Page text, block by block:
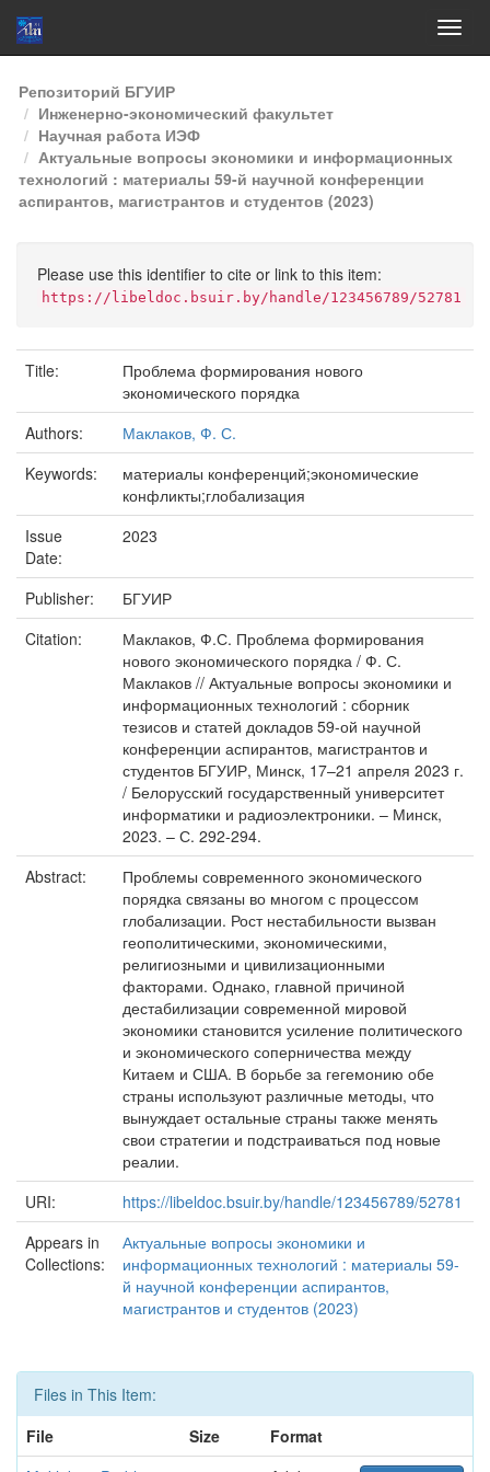
Skip
navigation
Репозиторий БГУИР
Инженерно-экономический факультет
Научная работа ИЭФ
Актуальные вопросы экономики и информационных
технологий : материалы 59-й научной конференции
аспирантов, магистрантов и студентов (2023)
Please use this identifier to cite or link to this item:
https://libeldoc.bsuir.by/handle/123456789/52781
Title:
Проблема формирования нового
экономического порядка
Authors:
Маклаков, Ф. С.
Keywords:
материалы конференций;экономические
конфликты;глобализация
Issue
Date:
2023
Publisher:
БГУИР
Citation:
Маклаков, Ф.С. Проблема формирования
нового экономического порядка / Ф. С.
Маклаков // Актуальные вопросы экономики и
информационных технологий : сборник
тезисов и статей докладов 59-ой научной
конференции аспирантов, магистрантов и
студентов БГУИР, Минск, 17–21 апреля 2023 г.
/ Белорусский государственный университет
информатики и радиоэлектроники. – Минск,
2023. – С. 292-294.
Abstract:
Проблемы современного экономического
порядка связаны во многом с процессом
глобализации. Рост нестабильности вызван
геополитическими, экономическими,
религиозными и цивилизационными
факторами. Однако, главной причиной
дестабилизации современной мировой
экономики становится усиление политического
и экономического соперничества между
Китаем и США. В борьбе за гегемонию обе
страны используют различные методы, что
вынуждает остальные страны также менять
свои стратегии и подстраиваться под новые
реалии.
URI:
https://libeldoc.bsuir.by/handle/123456789/52781
Appears in
Collections:
Актуальные вопросы экономики и
информационных технологий : материалы 59-
й научной конференции аспирантов,
магистрантов и студентов (2023)
Files in This Item:
File
Size
Format